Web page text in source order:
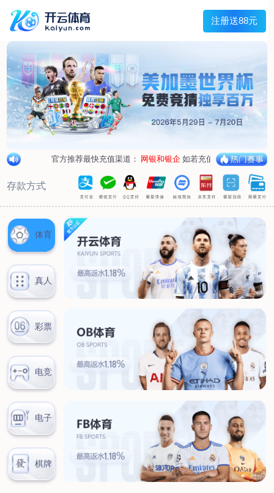
Menu
网站首页
关于我们
产品中心
荣誉资质
厂区设备
人才招聘
新闻中心
销售网点